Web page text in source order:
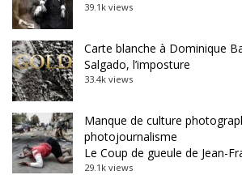
39.1k views
Carte blanche à Dominique
Salgado, l’imposture
33.4k views
Manque de culture
photojournalisme
Le Coup de gueule de Jean-
29.1k views